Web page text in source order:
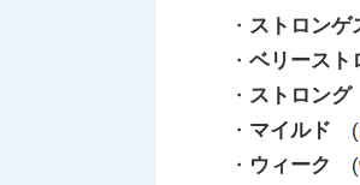
・ ストロンゲ
・ ベリースト
・ ストロング
・ マイルド (
・ ウィーク (